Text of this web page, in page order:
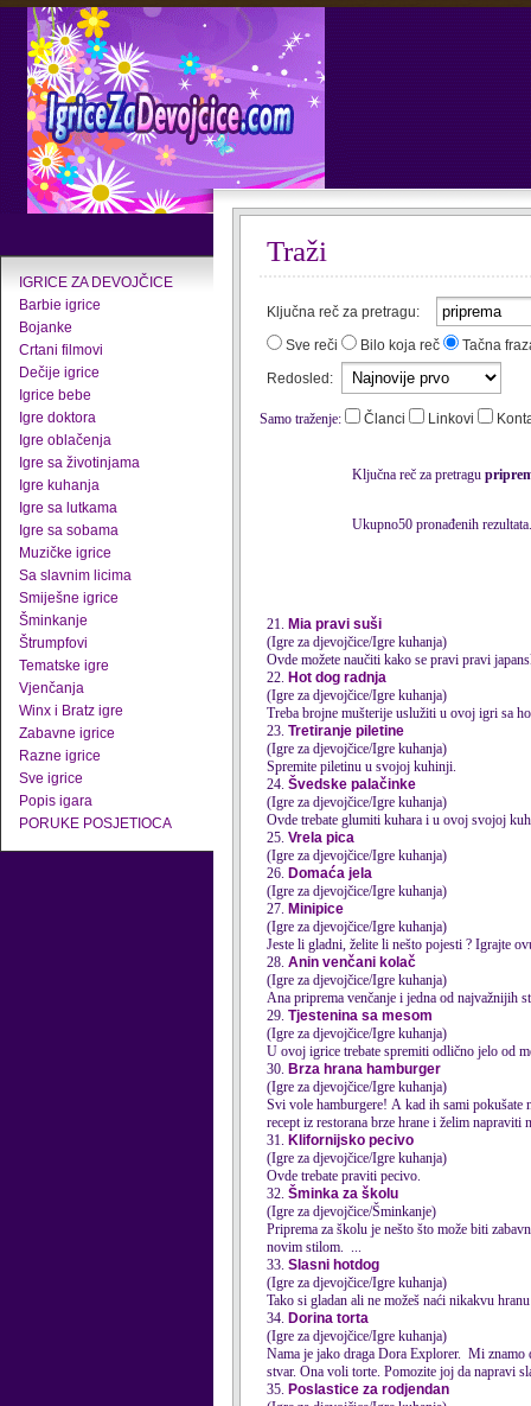
IGRICE ZA DEVOJČICE
Barbie igrice
Bojanke
Crtani filmovi
Dečije igrice
Igrice bebe
Igre doktora
Igre oblačenja
Igre sa životinjama
Igre kuhanja
Igre sa lutkama
Igre sa sobama
Muzičke igrice
Sa slavnim licima
Smiješne igrice
Šminkanje
Štrumpfovi
Tematske igre
Vjenčanja
Winx i Bratz igre
Zabavne igrice
Razne igrice
Sve igrice
Popis igara
PORUKE POSJETIOCA
Traži
Ključna reč za pretragu:
Sve reči
Bilo koja reč
Tačna
Redosled:
Samo traženje: Članci Linkovi
Ključna reč za pretragu
Ukupno50 pronađenih rezultata.
21. Mia pravi suši
(Igre za djevojčice/Igre kuhanja)
Ovde možete naučiti kako se pravi pravi
22. Hot dog radnja
(Igre za djevojčice/Igre kuhanja)
Treba brojne mušterije uslužiti u ovoj igri sa
23. Tretiranje piletine
(Igre za djevojčice/Igre kuhanja)
Spremite piletinu u svojoj kuhinji.
24. Švedske palačinke
(Igre za djevojčice/Igre kuhanja)
Ovde trebate glumiti kuhara i u ovoj svojoj
25. Vrela pica
(Igre za djevojčice/Igre kuhanja)
26. Domaća jela
(Igre za djevojčice/Igre kuhanja)
27. Minipice
(Igre za djevojčice/Igre kuhanja)
Jeste li gladni, želite li nešto pojesti ? Igrajte
28. Anin venčani kolač
(Igre za djevojčice/Igre kuhanja)
Ana priprema venčanje i jedna od najvažnijih
29. Tjestenina sa mesom
(Igre za djevojčice/Igre kuhanja)
U ovoj igrice trebate spremiti odlično jelo od
30. Brza hrana hamburger
(Igre za djevojčice/Igre kuhanja)
Svi vole hamburgere! A kad ih sami pokušate
recept iz restorana brze hrane i želim napraviti
31. Klifornijsko pecivo
(Igre za djevojčice/Igre kuhanja)
Ovde trebate praviti pecivo.
32. Šminka za školu
(Igre za djevojčice/Šminkanje)
Priprema za školu je nešto što može biti
novim stilom. ...
33. Slasni hotdog
(Igre za djevojčice/Igre kuhanja)
Tako si gladan ali ne možeš naći nikakvu
34. Dorina torta
(Igre za djevojčice/Igre kuhanja)
Nama je jako draga Dora Explorer. Mi znamo
stvar. Ona voli torte. Pomozite joj da napravi
35. Poslastice za rodjendan